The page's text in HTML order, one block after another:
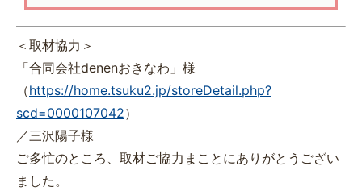
＜取材協力＞
「合同会社denenおきなわ」様
（https://home.tsuku2.jp/storeDetail.php?
scd=0000107042）
／三沢陽子様
ご多忙のところ、取材ご協力まことにありがとうござい
ました。